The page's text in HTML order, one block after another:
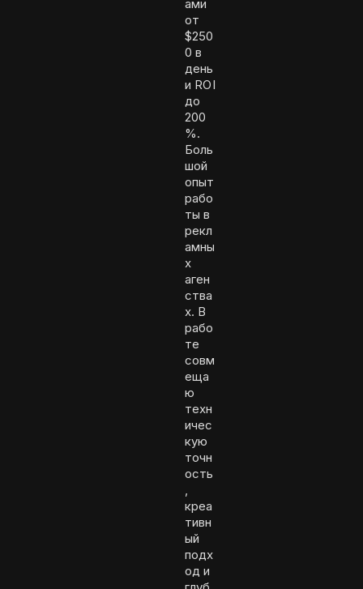
ами
от
$250
0 в
день
и ROI
до
200
%.
Боль
шой
опыт
рабо
ты в
рекл
амны
х
аген
ства
х. В
рабо
те
совм
еща
ю
техн
ичес
кую
точн
ость
,
креа
тивн
ый
подх
од и